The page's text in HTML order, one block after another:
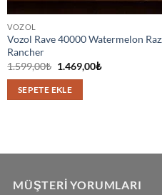
VOZOL
Vozol Rave 40000 Watermelon
Rancher
1.599,00₺ Orijinal
1.599,00₺.
1.469,00₺Şu
SEPETE EKLE
MÜŞTERI YORUMLARI